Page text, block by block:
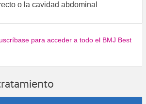
o la cavidad abdominal
para acceder a todo el BMJ Best